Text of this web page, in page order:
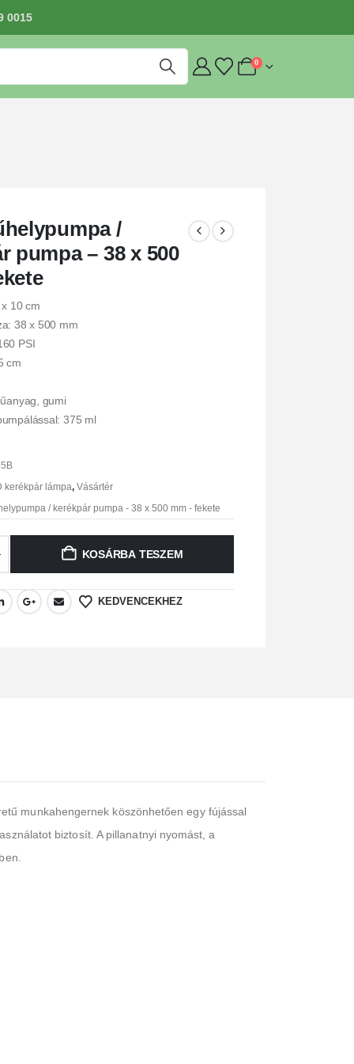
0015
0
/
pumpa – 38 x 500
10 cm
38 x 500 mm
PSI
cm
gumi
375 ml
kerékpár lámpa,Vásártér
/ kerékpár pumpa - 38 x 500 mm - fekete
KOSÁRBA TESZEM
KEDVENCEKHEZ
munkahengernek köszönhetően egy fújással
biztosít. A pillanatnyi nyomást, a